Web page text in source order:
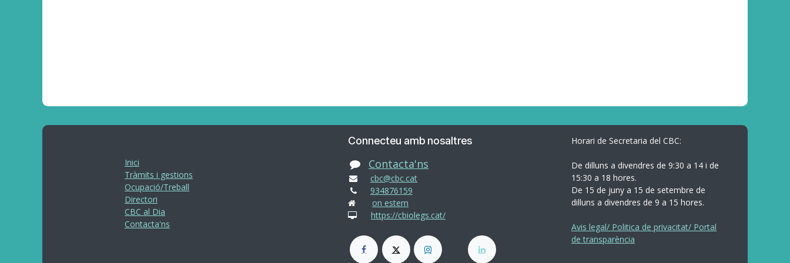
Inici
Tràmits i gestions
Ocupació/Treball
Directori
CBC al Dia
Contacta'ns
Connecteu amb nosaltres
Contacta'ns
cbc@cbc.cat
934876159
on estem
https://cbiolegs.cat/
Horari de Secretaria del CBC:
De dilluns a divendres de 9:30 a 14 i de
15:30 a 18 hores.
De 15 de juny a 15 de setembre de
dilluns a divendres de 9 a 15 hores.
Avis legal/ Politica de privacitat/ Portal
de transparència